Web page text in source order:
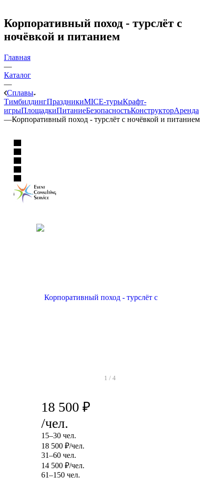
Корпоративный поход - турслёт с
ночёвкой и питанием
Главная
—
Каталог
—
Сплавы
ТимбилдингПраздникиMICE‑турыКрафт-
игрыПлощадкиПитаниеБезопасностьКонструкторАренда
—Корпоративный поход - турслёт с ночёвкой и питанием
1 / 4
18 500 ₽
/чел.
15–30 чел.
18 500 ₽/чел.
31–60 чел.
14 500 ₽/чел.
61–150 чел.